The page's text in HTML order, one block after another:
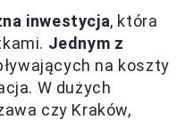
inwestycja, która
Jednym z
na koszty
W dużych
czy Kraków,